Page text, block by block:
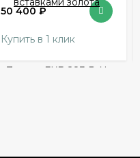
50 400₽
Купить в 1 клик